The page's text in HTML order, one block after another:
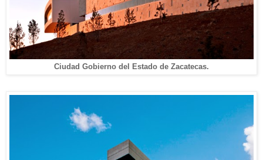
Ciudad Gobierno del Estado de Zacatecas.